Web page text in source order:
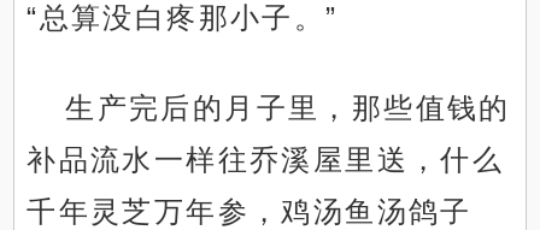
“总算没白疼那小子。”
生产完后的月子里，那些值钱的
补品流水一样往乔溪屋里送，什么
千年灵芝万年参，鸡汤鱼汤鸽子